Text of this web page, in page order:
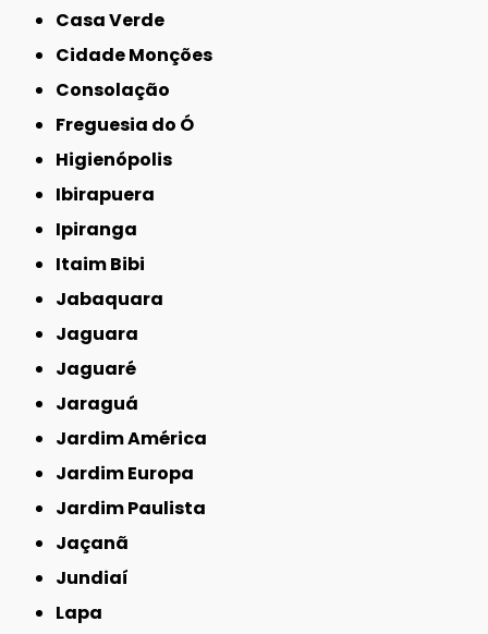
Casa Verde
Cidade Monções
Consolação
Freguesia do Ó
Higienópolis
Ibirapuera
Ipiranga
Itaim Bibi
Jabaquara
Jaguara
Jaguaré
Jaraguá
Jardim América
Jardim Europa
Jardim Paulista
Jaçanã
Jundiaí
Lapa